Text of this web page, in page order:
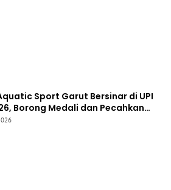
Sport Garut Bersinar di UPI
Borong Medali dan Pecahkan
Pribadi